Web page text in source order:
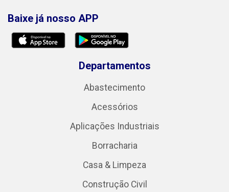
Baixe já nosso APP
Departamentos
Abastecimento
Acessórios
Aplicações Industriais
Borracharia
Casa & Limpeza
Construção Civil